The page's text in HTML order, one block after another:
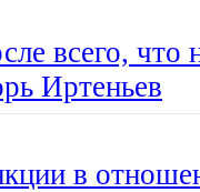
всего, что
Иртеньев
в